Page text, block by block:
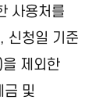
사용처를
신청일 기준
제외한
금 및